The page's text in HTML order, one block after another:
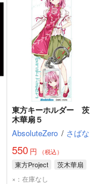
東方キーホルダー 茨
木華扇５
AbsoluteZero / さばな
550円 （税込）
東方Project
茨木華扇
×：在庫なし